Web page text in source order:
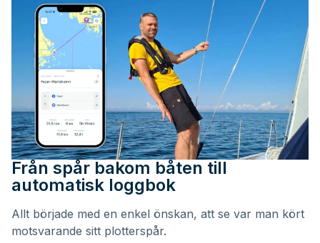
Från spår bakom båten till
automatisk loggbok
Allt började med en enkel önskan, att se var man kört
motsvarande sitt plotterspår.